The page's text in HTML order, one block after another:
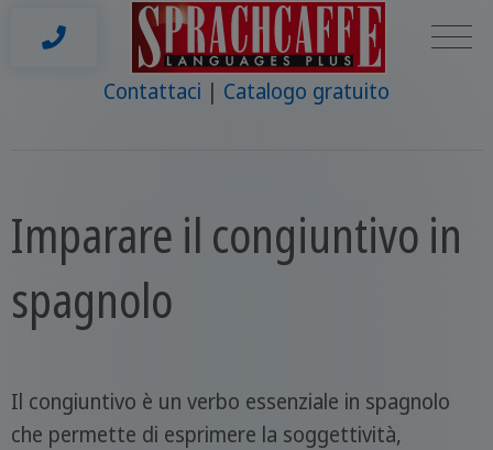
Contattaci Catalogo gratuito
Imparare il congiuntivo in
spagnolo
Il congiuntivo è un verbo essenziale in spagnolo
che permette di esprimere la soggettività,